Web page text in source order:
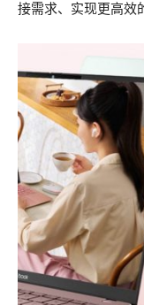
接需求、实现更高效